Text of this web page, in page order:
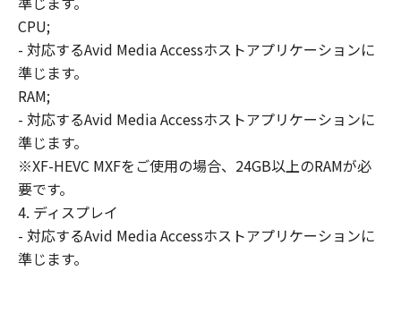
CPU;
- 対応するAvid Media Accessホストアプリケーションに
準じます。
RAM;
- 対応するAvid Media Accessホストアプリケーションに
準じます。
※XF-HEVC MXFをご使用の場合、24GB以上のRAMが必
要です。
4. ディスプレイ
- 対応するAvid Media Accessホストアプリケーションに
準じます。